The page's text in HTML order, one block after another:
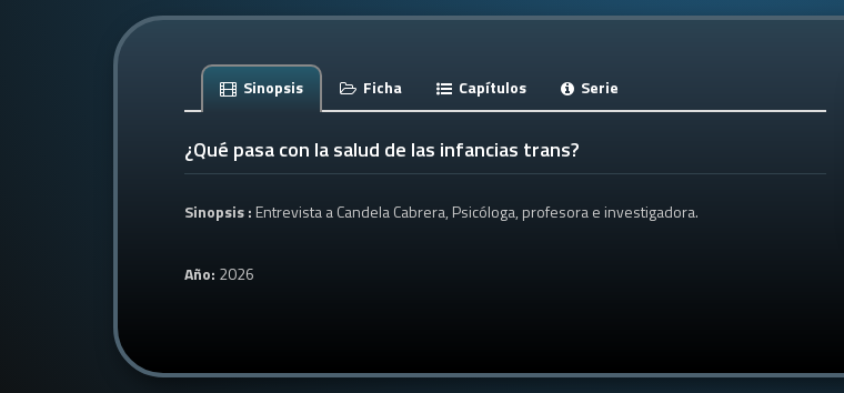
Sinopsis Ficha Capítulos Serie
¿Qué pasa con la salud de las infancias trans?
Sinopsis : Entrevista a Candela Cabrera, Psicóloga, profesora e investigadora.
Año: 2026